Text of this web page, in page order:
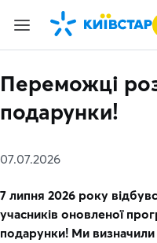
Переможці
подарунки!
07.07.2026
7 липня 2026 року
учасників оновленої
подарунки! Ми